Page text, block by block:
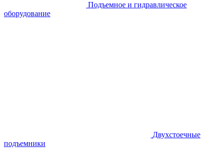
Подъемное и гидравлическое
оборудование
Двухстоечные
подъемники